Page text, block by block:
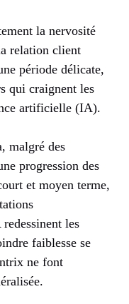
la nervosité
relation client
période délicate,
qui craignent les
artificielle (IA).
malgré des
progression des
et moyen terme,
les
faiblesse se
ne font